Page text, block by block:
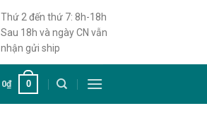
Thứ 2 đến thứ 7: 8h-18h
Sau 18h và ngày CN vẫn
nhận gửi ship
0₫ 0